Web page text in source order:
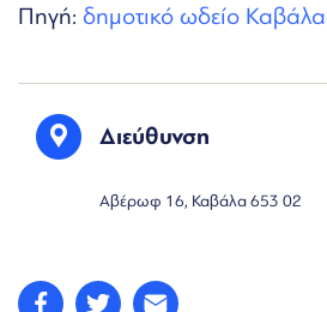
Πηγή: δημοτικό ωδείο
Διεύθυνση
Αβέρωφ 16, Καβάλα 653 02